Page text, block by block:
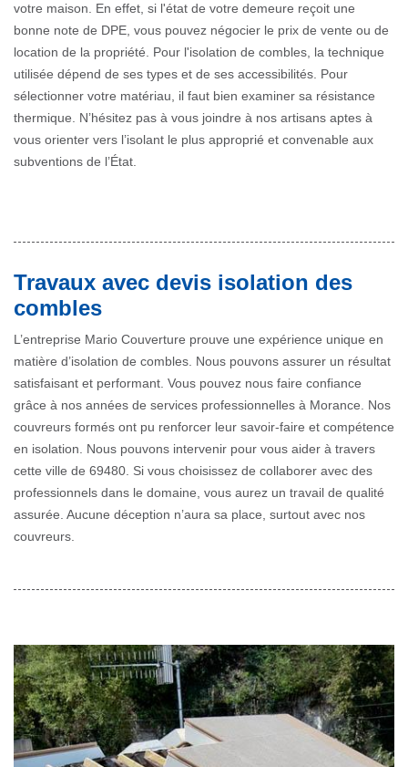
votre maison. En effet, si l'état de votre demeure reçoit une
bonne note de DPE, vous pouvez négocier le prix de vente ou de
location de la propriété. Pour l'isolation de combles, la technique
utilisée dépend de ses types et de ses accessibilités. Pour
sélectionner votre matériau, il faut bien examiner sa résistance
thermique. N’hésitez pas à vous joindre à nos artisans aptes à
vous orienter vers l’isolant le plus approprié et convenable aux
subventions de l’État.
Travaux avec devis isolation des
combles
L’entreprise Mario Couverture prouve une expérience unique en
matière d’isolation de combles. Nous pouvons assurer un résultat
satisfaisant et performant. Vous pouvez nous faire confiance
grâce à nos années de services professionnelles à Morance. Nos
couvreurs formés ont pu renforcer leur savoir-faire et compétence
en isolation. Nous pouvons intervenir pour vous aider à travers
cette ville de 69480. Si vous choisissez de collaborer avec des
professionnels dans le domaine, vous aurez un travail de qualité
assurée. Aucune déception n’aura sa place, surtout avec nos
couvreurs.